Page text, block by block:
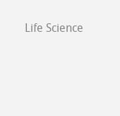
Life Science